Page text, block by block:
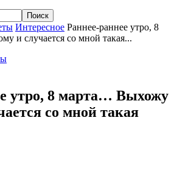
Интересное Раннее-раннее утро, 8
и случается со мной такая...
утро, 8 марта… Выхожу
со мной такая